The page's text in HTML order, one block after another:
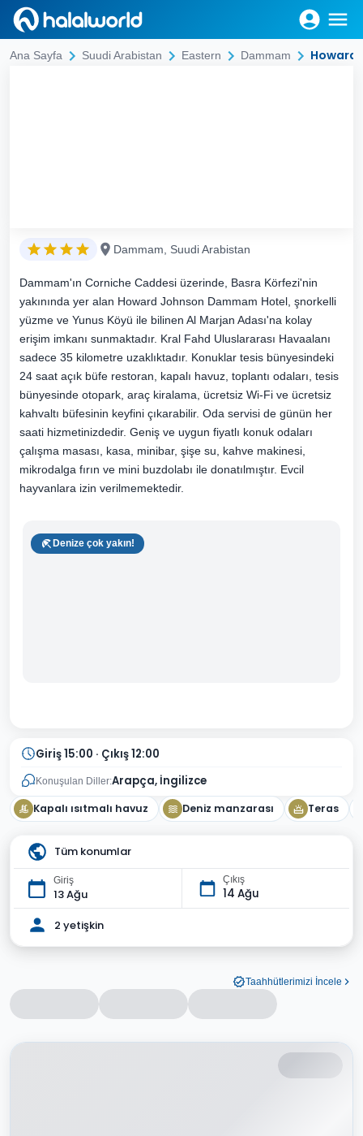
Ana Sayfa Suudi Arabistan Eastern Dammam Howard
Dammam, Suudi Arabistan
Dammam'ın Corniche Caddesi üzerinde, Basra Körfezi'nin
yakınında yer alan Howard Johnson Dammam Hotel, şnorkelli
yüzme ve Yunus Köyü ile bilinen Al Marjan Adası'na kolay
erişim imkanı sunmaktadır. Kral Fahd Uluslararası Havaalanı
sadece 35 kilometre uzaklıktadır. Konuklar tesis bünyesindeki
24 saat açık büfe restoran, kapalı havuz, toplantı odaları, tesis
bünyesinde otopark, araç kiralama, ücretsiz Wi-Fi ve ücretsiz
kahvaltı büfesinin keyfini çıkarabilir. Oda servisi de günün her
saati hizmetinizdedir. Geniş ve uygun fiyatlı konuk odaları
çalışma masası, kasa, minibar, şişe su, kahve makinesi,
mikrodalga fırın ve mini buzdolabı ile donatılmıştır. Evcil
hayvanlara izin verilmemektedir.
Denize çok yakın!
Giriş 15:00 · Çıkış 12:00
Konuşulan Diller:Arapça, İngilizce
Kapalı ısıtmalı havuz Deniz manzarası Teras
Tüm konumlar
Giriş
13 Ağu
Çıkış
14 Ağu
2 yetişkin
Taahhütlerimizi İncele